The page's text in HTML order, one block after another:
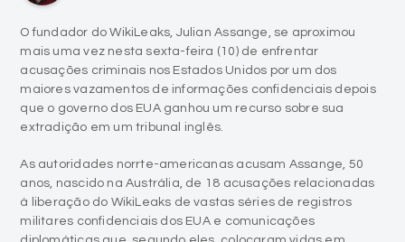
O fundador do WikiLeaks, Julian Assange, se aproximou
mais uma vez nesta sexta-feira (10) de enfrentar
acusações criminais nos Estados Unidos por um dos
maiores vazamentos de informações confidenciais depois
que o governo dos EUA ganhou um recurso sobre sua
extradição em um tribunal inglês.
As autoridades norrte-americanas acusam Assange, 50
anos, nascido na Austrália, de 18 acusações relacionadas
à liberação do WikiLeaks de vastas séries de registros
militares confidenciais dos EUA e comunicações